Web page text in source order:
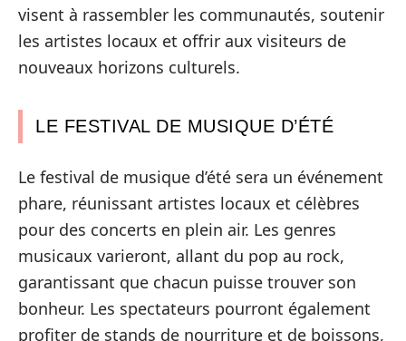
visent à rassembler les communautés, soutenir
les artistes locaux et offrir aux visiteurs de
nouveaux horizons culturels.
LE FESTIVAL DE MUSIQUE D’ÉTÉ
Le festival de musique d’été sera un événement
phare, réunissant artistes locaux et célèbres
pour des concerts en plein air. Les genres
musicaux varieront, allant du pop au rock,
garantissant que chacun puisse trouver son
bonheur. Les spectateurs pourront également
profiter de stands de nourriture et de boissons,